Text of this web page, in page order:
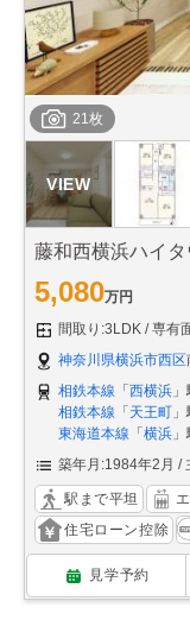
21枚
藤和西横浜ハイタ
5,080万円
間取り:3LDK
専有
神奈川県横浜市西区
相鉄本線 「 西横浜
相鉄本線 「 天王町
東海道本線 「 横浜
築年月:1984年2月
駅まで平坦
住宅ローン控除
見学予約